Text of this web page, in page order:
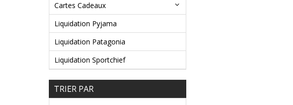
Cartes Cadeaux
Liquidation Pyjama
Liquidation Patagonia
Liquidation Sportchief
TRIER PAR